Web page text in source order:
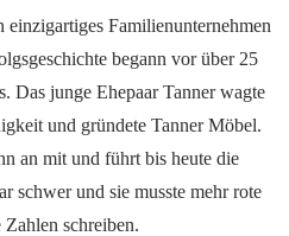
Familienunternehmen
begann vor über 25
Das junge Ehepaar Tanner wagte
und gründete Tanner Möbel.
an mit und führt bis heute die
schwer und sie musste mehr rote
Zahlen schreiben.